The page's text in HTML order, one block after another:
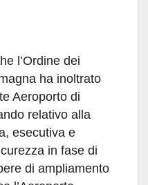
l’Ordine dei
ha inoltrato
Aeroporto di
relativo alla
esecutiva e
in fase di
di ampliamento